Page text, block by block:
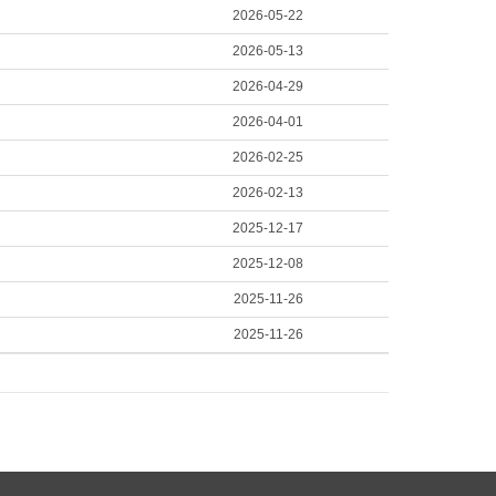
2026-05-22
2026-05-13
2026-04-29
2026-04-01
2026-02-25
2026-02-13
2025-12-17
2025-12-08
2025-11-26
2025-11-26